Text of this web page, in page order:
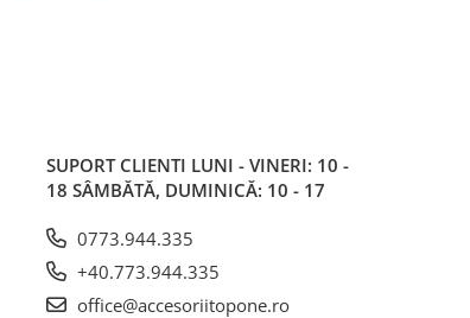
SUPORT CLIENTI LUNI - VINERI: 10 -
18 SÂMBĂTĂ, DUMINICĂ: 10 - 17
0773.944.335
+40.773.944.335
office@accesoriitopone.ro